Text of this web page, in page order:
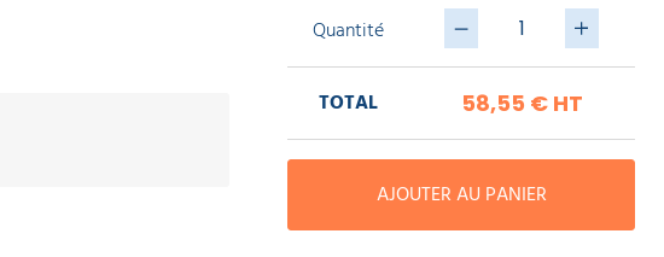
Quantité
TOTAL 58,55 € HT
AJOUTER AU PANIER